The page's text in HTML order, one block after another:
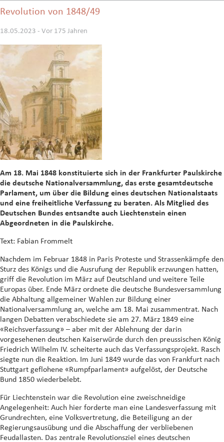
Revolution von 1848/49
18.05.2023 - Vor 175 Jahren
Am 18. Mai 1848 konstituierte sich in der Frankfurter Paulskirche
die deutsche Nationalversammlung, das erste gesamtdeutsche
Parlament, um über die Bildung eines deutschen Nationalstaats
und eine freiheitliche Verfassung zu beraten. Als Mitglied des
Deutschen Bundes entsandte auch Liechtenstein einen
Abgeordneten in die Paulskirche.
Text: Fabian Frommelt
Nachdem im Februar 1848 in Paris Proteste und Strassenkämpfe den
Sturz des Königs und die Ausrufung der Republik erzwungen hatten,
griff die Revolution im März auf Deutschland und weitere Teile
Europas über. Ende März ordnete die deutsche Bundesversammlung
die Abhaltung allgemeiner Wahlen zur Bildung einer
Nationalversammlung an, welche am 18. Mai zusammentrat. Nach
langen Debatten verabschiedete sie am 27. März 1849 eine
«Reichsverfassung» – aber mit der Ablehnung der darin
vorgesehenen deutschen Kaiserwürde durch den preussischen König
Friedrich Wilhelm IV. scheiterte auch das Verfassungsprojekt. Rasch
siegte nun die Reaktion. Im Juni 1849 wurde das von Frankfurt nach
Stuttgart geflohene «Rumpfparlament» aufgelöst, der Deutsche
Bund 1850 wiederbelebt.
Für Liechtenstein war die Revolution eine zweischneidige
Angelegenheit: Auch hier forderte man eine Landesverfassung mit
Grundrechten, eine Volksvertretung, die Beteiligung an der
Regierungsausübung und die Abschaffung der verbliebenen
Feudallasten. Das zentrale Revolutionsziel eines deutschen